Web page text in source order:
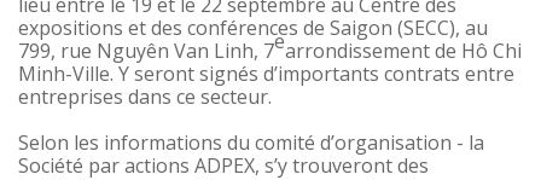
expositions et des conférences de Saigon (SECC), au
799, rue Nguyên Van Linh, 7earrondissement de Hô Chi
Minh-Ville. Y seront signés d’importants contrats entre
entreprises dans ce secteur.
Selon les informations du comité d’organisation - la
Société par actions ADPEX, s’y trouveront des